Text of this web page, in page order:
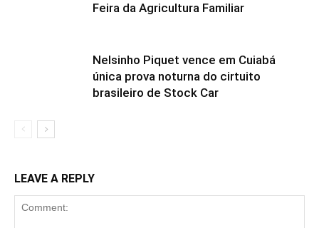
Feira da Agricultura Familiar
Nelsinho Piquet vence em Cuiabá
única prova noturna do cirtuito
brasileiro de Stock Car
LEAVE A REPLY